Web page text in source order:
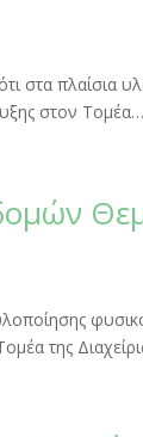
στα πλαίσια
στον Τομέα…
της